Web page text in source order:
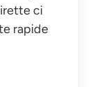
ci
rapide